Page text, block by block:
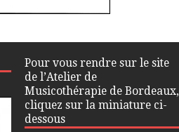
Pour vous rendre sur le site
de l’Atelier de
Musicothérapie de Bordeaux,
cliquez sur la miniature ci-
dessous